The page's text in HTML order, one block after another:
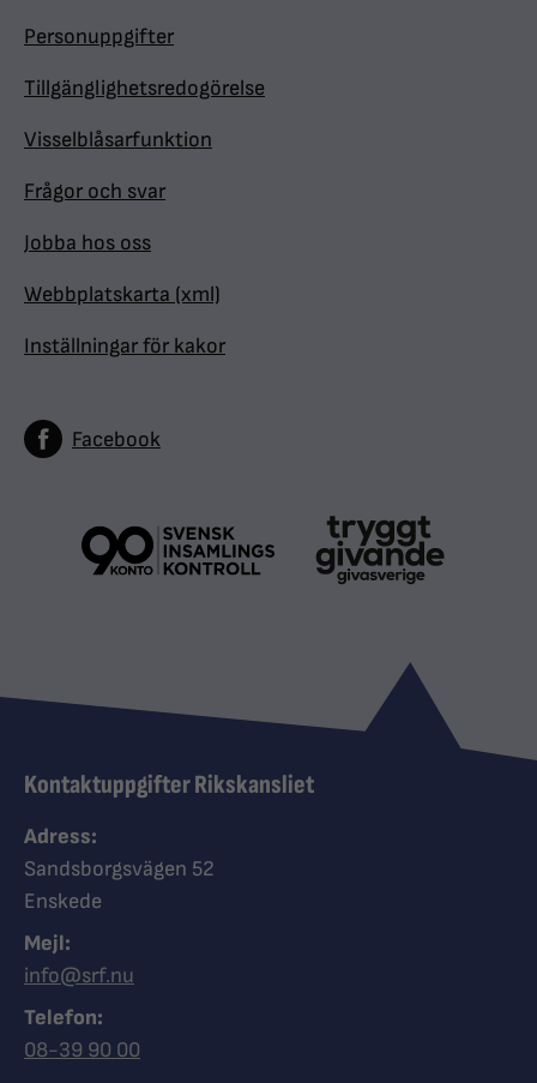
Personuppgifter
Tillgänglighetsredogörelse
Visselblåsarfunktion
Frågor och svar
Jobba hos oss
Webbplatskarta (xml)
Inställningar för kakor
Facebook
Kontaktuppgifter Rikskansliet
Adress:
Sandsborgsvägen 52
Enskede
Mejl:
info@srf.nu
Telefon:
Ring Synskadades riksförbund
08-39 90 00